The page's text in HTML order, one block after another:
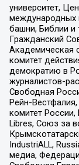
университет,
международных
башни, Библии и
Гражданский
Академическая
комитет
демократию в
журналистов-
Свободная
Рейн-
комитет
Libres, Союз за
IndustriALL,
медиа,